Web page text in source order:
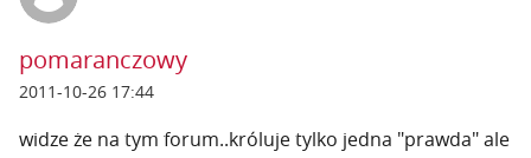
pomaranczowy
2011-10-26 17:44
widze że na tym forum..króluje tylko jedna "prawda" ale